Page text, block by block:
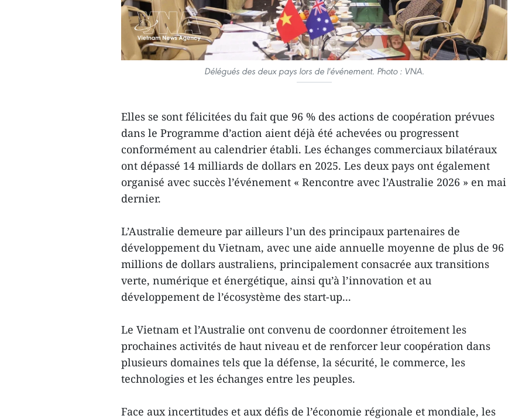
Délégués des deux pays lors de l'événement. Photo : VNA.
Elles se sont félicitées du fait que 96 % des actions de coopération prévues
dans le Programme d’action aient déjà été achevées ou progressent
conformément au calendrier établi. Les échanges commerciaux bilatéraux
ont dépassé 14 milliards de dollars en 2025. Les deux pays ont également
organisé avec succès l’événement « Rencontre avec l’Australie 2026 » en mai
dernier.
L’Australie demeure par ailleurs l’un des principaux partenaires de
développement du Vietnam, avec une aide annuelle moyenne de plus de 96
millions de dollars australiens, principalement consacrée aux transitions
verte, numérique et énergétique, ainsi qu’à l’innovation et au
développement de l’écosystème des start-up...
Le Vietnam et l’Australie ont convenu de coordonner étroitement les
prochaines activités de haut niveau et de renforcer leur coopération dans
plusieurs domaines tels que la défense, la sécurité, le commerce, les
technologies et les échanges entre les peuples.
Face aux incertitudes et aux défis de l’économie régionale et mondiale, les